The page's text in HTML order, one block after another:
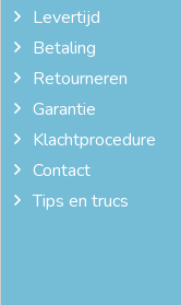
Levertijd
Betaling
Retourneren
Garantie
Klachtprocedure
Contact
Tips en trucs